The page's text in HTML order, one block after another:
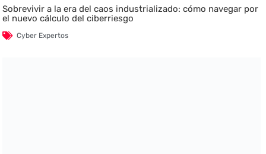
Sobrevivir a la era del caos industrializado: cómo navegar por
el nuevo cálculo del ciberriesgo
Cyber Expertos